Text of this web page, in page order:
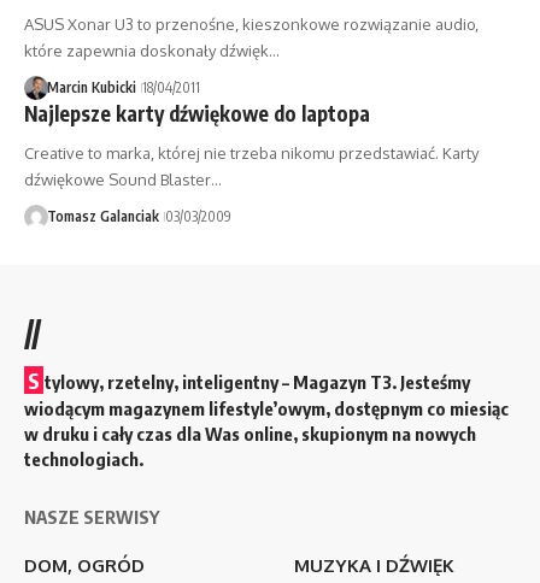
ASUS Xonar U3 to przenośne, kieszonkowe rozwiązanie audio,
które zapewnia doskonały dźwięk…
Marcin Kubicki 18/04/2011
Najlepsze karty dźwiękowe do laptopa
Creative to marka, której nie trzeba nikomu przedstawiać. Karty
dźwiękowe Sound Blaster…
Tomasz Galanciak 03/03/2009
//
S tylowy, rzetelny, inteligentny – Magazyn T3. Jesteśmy
wiodącym magazynem lifestyle’owym, dostępnym co miesiąc
w druku i cały czas dla Was online, skupionym na nowych
technologiach.
NASZE SERWISY
DOM, OGRÓD
MUZYKA I DŹWIĘK